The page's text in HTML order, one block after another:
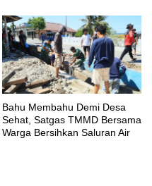
Sesor
Bahu Membahu Demi Desa
Sehat, Satgas TMMD Bersama
Warga Bersihkan Saluran Air